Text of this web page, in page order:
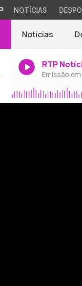
NOTÍCIAS
Notícias
RTP
Emissão